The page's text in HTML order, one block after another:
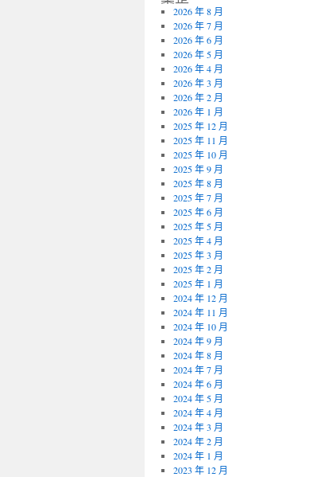
2026 年 8 月
2026 年 7 月
2026 年 6 月
2026 年 5 月
2026 年 4 月
2026 年 3 月
2026 年 2 月
2026 年 1 月
2025 年 12 月
2025 年 11 月
2025 年 10 月
2025 年 9 月
2025 年 8 月
2025 年 7 月
2025 年 6 月
2025 年 5 月
2025 年 4 月
2025 年 3 月
2025 年 2 月
2025 年 1 月
2024 年 12 月
2024 年 11 月
2024 年 10 月
2024 年 9 月
2024 年 8 月
2024 年 7 月
2024 年 6 月
2024 年 5 月
2024 年 4 月
2024 年 3 月
2024 年 2 月
2024 年 1 月
2023 年 12 月